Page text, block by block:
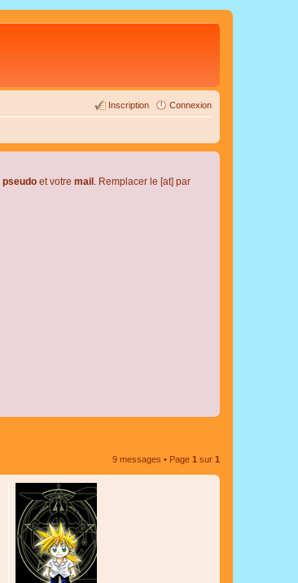
Connexion
Inscription
pseudo et votre mail . Remplacer le [at] par
9 messages • Page 1 sur 1